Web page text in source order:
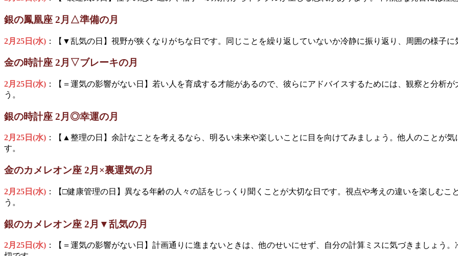
銀の鳳凰座 2月△準備の月
2月25日(水) ：【▼乱気の日】視野が狭くなりがちな日です。同じことを繰り返していないか冷静に振り返り、周囲の様子
金の時計座 2月▽ブレーキの月
2月25日(水) ：【＝運気の影響がない日】若い人を育成する才能があるので、彼らにアドバイスするためには、観察と分析
う。
銀の時計座 2月◎幸運の月
2月25日(水) ：【▲整理の日】余計なことを考えるなら、明るい未来や楽しいことに目を向けてみましょう。他人のことが
す。
金のカメレオン座 2月×裏運気の月
2月25日(水) ：【□健康管理の日】異なる年齢の人々の話をじっくり聞くことが大切な日です。視点や考えの違いを楽しむ
う。
銀のカメレオン座 2月▼乱気の月
2月25日(水) ：【＝運気の影響がない日】計画通りに進まないときは、他のせいにせず、自分の計算ミスに気づきましょう